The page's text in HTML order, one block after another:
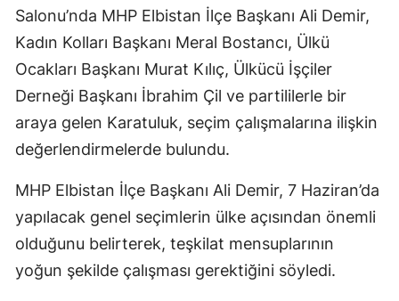
Salonu’nda MHP Elbistan İlçe Başkanı Ali Demir,
Kadın Kolları Başkanı Meral Bostancı, Ülkü
Ocakları Başkanı Murat Kılıç, Ülkücü İşçiler
Derneği Başkanı İbrahim Çil ve partililerle bir
araya gelen Karatuluk, seçim çalışmalarına ilişkin
değerlendirmelerde bulundu.
MHP Elbistan İlçe Başkanı Ali Demir, 7 Haziran’da
yapılacak genel seçimlerin ülke açısından önemli
olduğunu belirterek, teşkilat mensuplarının
yoğun şekilde çalışması gerektiğini söyledi.